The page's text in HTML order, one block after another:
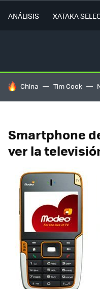
ANÁLISIS XATAKA
HOY SE HABLA DE
China Tim Cook
Smartphone
ver la